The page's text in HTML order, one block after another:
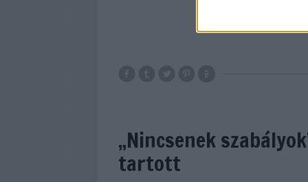
„Nincsenek
tartott